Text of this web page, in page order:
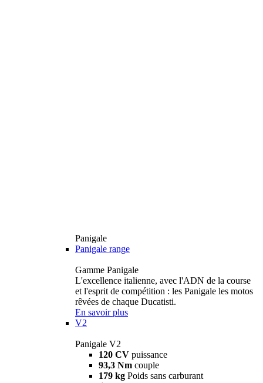
Panigale
Panigale range
Gamme Panigale
L'excellence italienne, avec l'ADN de la course
et l'esprit de compétition : les Panigale les motos
rêvées de chaque Ducatisti.
En savoir plus
V2
Panigale V2
120 CV puissance
93,3 Nm couple
179 kg Poids sans carburant